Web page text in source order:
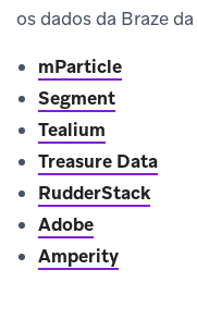
os dados da Braze
mParticle
Segment
Tealium
Treasure Data
RudderStack
Adobe
Amperity